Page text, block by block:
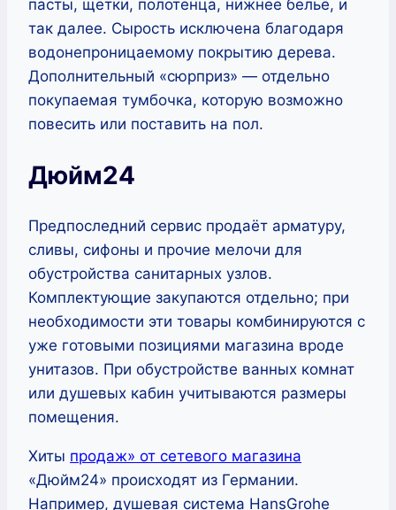
пасты, щётки, полотенца, нижнее бельё, и
так далее. Сырость исключена благодаря
водонепроницаемому покрытию дерева.
Дополнительный «сюрприз» — отдельно
покупаемая тумбочка, которую возможно
повесить или поставить на пол.
Дюйм24
Предпоследний сервис продаёт арматуру,
сливы, сифоны и прочие мелочи для
обустройства санитарных узлов.
Комплектующие закупаются отдельно; при
необходимости эти товары комбинируются с
уже готовыми позициями магазина вроде
унитазов. При обустройстве ванных комнат
или душевых кабин учитываются размеры
помещения.
Хиты продаж» от сетевого магазина
«Дюйм24» происходят из Германии.
Например, душевая система HansGrohe